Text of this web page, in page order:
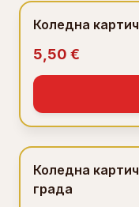
Коледна
5,50 €
Коледна
града